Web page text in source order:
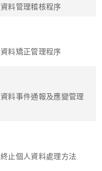
料管理稽核程序
料矯正管理程序
料事件通報及應變管理
止個人資料處理方法